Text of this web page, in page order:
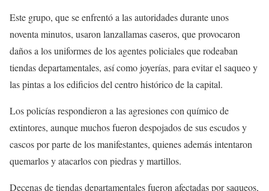
Este grupo, que se enfrentó a las autoridades durante unos
noventa minutos, usaron lanzallamas caseros, que provocaron
daños a los uniformes de los agentes policiales que rodeaban
tiendas departamentales, así como joyerías, para evitar el saqueo y
las pintas a los edificios del centro histórico de la capital.
Los policías respondieron a las agresiones con químico de
extintores, aunque muchos fueron despojados de sus escudos y
cascos por parte de los manifestantes, quienes además intentaron
quemarlos y atacarlos con piedras y martillos.
Decenas de tiendas departamentales fueron afectadas por saqueos,